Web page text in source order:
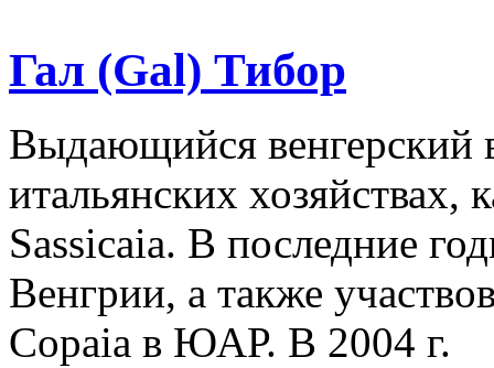
Гал (Gal) Тибор
Выдающийся венгерский
итальянских хозяйствах,
Sassicaia. В последние
Венгрии, а также
Copaia в ЮАР. В 2004 г.